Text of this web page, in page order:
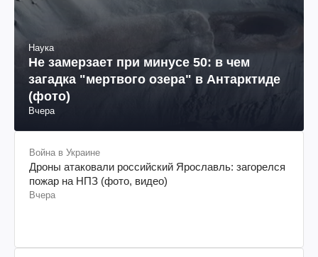
Наука
Не замерзает при минусе 50: в чем
загадка "мертвого озера" в Антарктиде
(фото)
Вчера
Война в Украине
Дроны атаковали российский Ярославль: загорелся
пожар на НПЗ (фото, видео)
Вчера